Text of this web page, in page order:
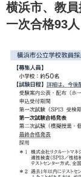
横浜市、教
一次合格93